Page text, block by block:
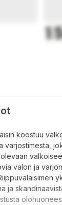
koostuu
varjostimesta,
valon ja
ja